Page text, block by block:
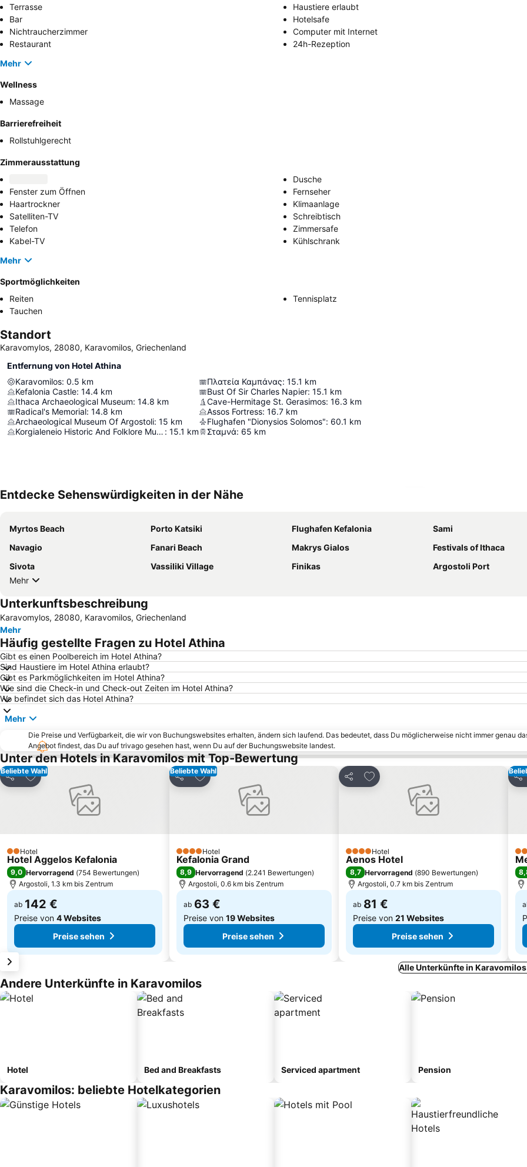
Terrasse
Haustiere erlaubt
Bar
Hotelsafe
Nichtraucherzimmer
Computer mit Internet
Restaurant
24h-Rezeption
Mehr
Wellness
Massage
Barrierefreiheit
Rollstuhlgerecht
Zimmerausstattung
Dusche
Fenster zum Öffnen
Fernseher
Haartrockner
Klimaanlage
Satelliten-TV
Schreibtisch
Telefon
Zimmersafe
Kabel-TV
Kühlschrank
Mehr
Sportmöglichkeiten
Reiten
Tennisplatz
Tauchen
Standort
Karavomylos, 28080, Karavomilos, Griechenland
Entfernung von Hotel Athina
Karavomilos: 0.5 km
Kefalonia Castle: 14.4 km
Ithaca Archaeological Museum: 14.8 km
Radical's Memorial: 14.8 km
Archaeological Museum Of Argostoli: 15 km
Korgialeneio Historic And Folklore Museum Of Argostoli : 15.1 km
Πλατεία Καμπάνας: 15.1 km
Bust Of Sir Charles Napier: 15.1 km
Cave-Hermitage St. Gerasimos: 16.3 km
Assos Fortress: 16.7 km
Flughafen "Dionysios Solomos": 60.1 km
Σταμνά: 65 km
Entdecke Sehenswürdigkeiten in der Nähe
Myrtos Beach Porto Katsiki Flughafen Kefalonia
Sami
Navagio
Fanari Beach Makrys Gialos
Festivals of Ithaca
Sivota
Vassiliki Village Finikas
Argostoli Port
Mehr
Unterkunftsbeschreibung
Karavomylos, 28080, Karavomilos, Griechenland
Mehr
Häufig gestellte Fragen zu Hotel Athina
Gibt es einen Poolbereich im Hotel Athina?
Sind Haustiere im Hotel Athina erlaubt?
Gibt es Parkmöglichkeiten im Hotel Athina?
Wie sind die Check-in und Check-out Zeiten im Hotel Athina?
Wo befindet sich das Hotel Athina?
Mehr
Die Preise und Verfügbarkeit, die wir von Buchungswebsites erhalten, ändern sich laufend. Das bedeutet, dass Du möglicherweise nicht immer genau
Angebot findest, das Du auf trivago gesehen hast, wenn Du auf der Buchungswebsite landest.
Unter den Hotels in Karavomilos mit Top-Bewertung
Beliebte Wahl
Teilen
Zu Favoriten hinzufügen
2 Sterne
Hotel
Hotel Aggelos Kefalonia
9,0 Hervorragend (754 Bewertungen)
Argostoli, 1.3 km bis Zentrum
ab 142 €
Preise von 4 Websites
Preise sehen
Beliebte Wahl
Teilen
Zu Favoriten hinzufügen
4 SterneHotel
Kefalonia Grand
8,9 Hervorragend (2.241 Bewertungen)
Argostoli, 0.6 km bis Zentrum
ab 63 €
Preise von 19 Websites
Preise sehen
Teilen
Zu Favoriten hinzufügen
4 SterneHotel
Aenos Hotel
8,7 Hervorragend (890 Bewertungen)
Argostoli, 0.7 km bis Zentrum
ab 81 €
Preise von 21 Websites
Preise sehen
4
Alle Unterkünfte in
Andere Unterkünfte in Karavomilos
Hotel Bed and Breakfasts Serviced apartment Pension
Karavomilos: beliebte Hotelkategorien